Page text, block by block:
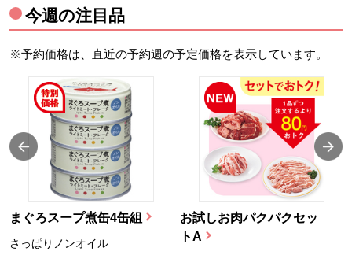
今週の注目品
※予約価格は、直近の予約週の予定価格を表示しています。
まぐろスープ煮缶4缶組
さっぱりノンオイル
お試しお肉パクパクセッ
トA